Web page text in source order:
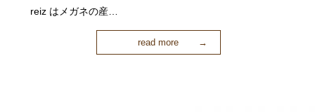
reiz はメガネの産…
read more